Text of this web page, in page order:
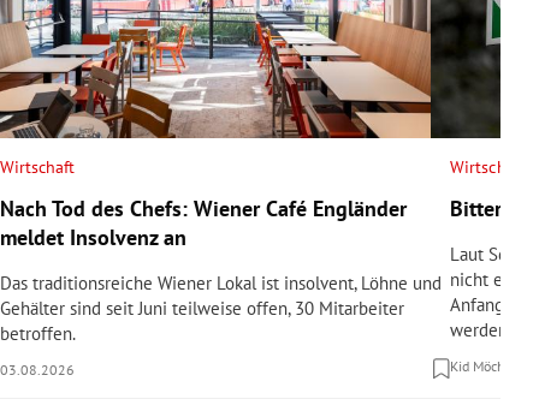
Wirtschaft
Nach Tod des Chefs: Wiener Café Engländer
meldet Insolvenz an
Das traditionsreiche Wiener Lokal ist insolvent, Löhne und
Gehälter sind seit Juni teilweise offen, 30 Mitarbeiter
betroffen.
03.08.2026
Wirtschaft
Bittere
Laut
nicht
werden.
Kid Möchel